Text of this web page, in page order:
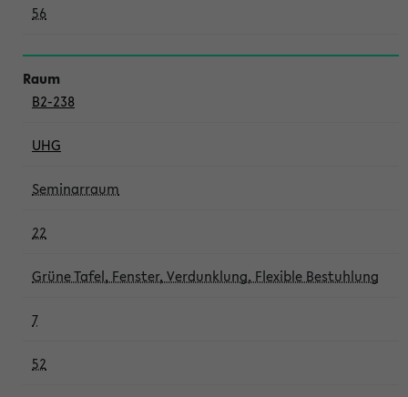
56
B2-238
UHG
Seminarraum
22
Grüne Tafel, Fenster, Verdunklung, Flexible Bestuhlung
7
52